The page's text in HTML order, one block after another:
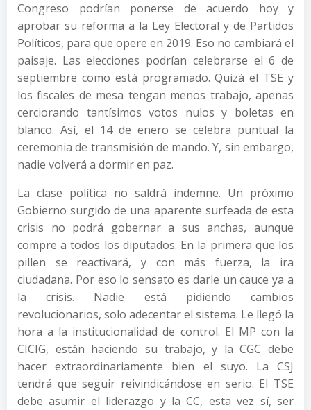
Congreso podrían ponerse de acuerdo hoy y
aprobar su reforma a la Ley Electoral y de Partidos
Políticos, para que opere en 2019. Eso no cambiará el
paisaje. Las elecciones podrían celebrarse el 6 de
septiembre como está programado. Quizá el TSE y
los fiscales de mesa tengan menos trabajo, apenas
cerciorando tantísimos votos nulos y boletas en
blanco. Así, el 14 de enero se celebra puntual la
ceremonia de transmisión de mando. Y, sin embargo,
nadie volverá a dormir en paz.
La clase política no saldrá indemne. Un próximo
Gobierno surgido de una aparente surfeada de esta
crisis no podrá gobernar a sus anchas, aunque
compre a todos los diputados. En la primera que los
pillen se reactivará, y con más fuerza, la ira
ciudadana. Por eso lo sensato es darle un cauce ya a
la crisis. Nadie está pidiendo cambios
revolucionarios, solo adecentar el sistema. Le llegó la
hora a la institucionalidad de control. El MP con la
CICIG, están haciendo su trabajo, y la CGC debe
hacer extraordinariamente bien el suyo. La CSJ
tendrá que seguir reivindicándose en serio. El TSE
debe asumir el liderazgo y la CC, esta vez sí, ser